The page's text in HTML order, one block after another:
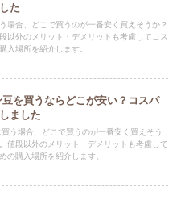
た
場合、どこで買うのが一番安く買えそうか？
以外のメリット・デメリットも考慮してコス
入場所を紹介します。
を買うならどこが安い？コスパ
ました
う場合、どこで買うのが一番安く買えそう
値段以外のメリット・デメリットも考慮して
の購入場所を紹介します。